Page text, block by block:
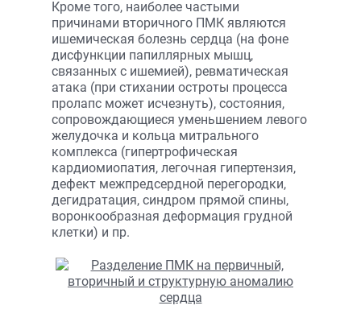
Кроме того, наиболее частыми
причинами вторичного ПМК являются
ишемическая болезнь сердца (на фоне
дисфункции папиллярных мышц,
связанных с ишемией), ревматическая
атака (при стихании остроты процесса
пролапс может исчезнуть), состояния,
сопровождающиеся уменьшением левого
желудочка и кольца митрального
комплекса (гипертрофическая
кардиомиопатия, легочная гипертензия,
дефект межпредсердной перегородки,
дегидратация, синдром прямой спины,
воронкообразная деформация грудной
клетки) и пр.